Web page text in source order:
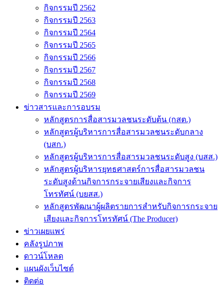
กิจกรรมปี 2562
กิจกรรมปี 2563
กิจกรรมปี 2564
กิจกรรมปี 2565
กิจกรรมปี 2566
กิจกรรมปี 2567
กิจกรรมปี 2568
กิจกรรมปี 2569
ข่าวสารและการอบรม
หลักสูตรการสื่อสารมวลชนระดับต้น (กสต.)
หลักสูตรผู้บริหารการสื่อสารมวลชนระดับกลาง
(บสก.)
หลักสูตรผู้บริหารการสื่อสารมวลชนระดับสูง (บสส.)
หลักสูตรผู้บริหารยุทธศาสตร์การสื่อสารมวลชน
ระดับสูงด้านกิจการกระจายเสียงและกิจการ
โทรทัศน์ (บยสส.)
หลักสูตรพัฒนาผู้ผลิตรายการสำหรับกิจการกระจาย
เสียงและกิจการโทรทัศน์ (The Producer)
ข่าวเผยแพร่
คลังรูปภาพ
ดาวน์โหลด
แผนผังเว็บไซต์
ติดต่อ